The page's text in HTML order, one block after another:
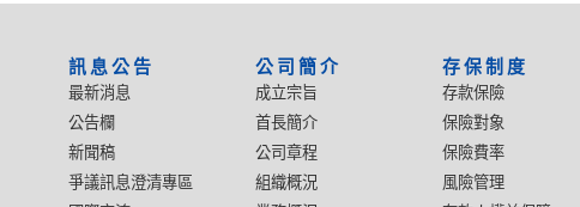
訊息公告
最新消息
公告欄
新聞稿
爭議訊息澄清專區
公司簡介
成立宗旨
首長簡介
公司章程
組織概況
存保制度
存款保險
保險對象
保險費率
風險管理